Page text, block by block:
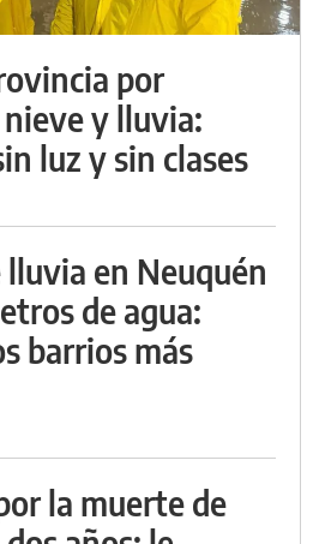
por
y lluvia:
luz y sin clases
en Neuquén
de agua:
barrios más
la muerte de